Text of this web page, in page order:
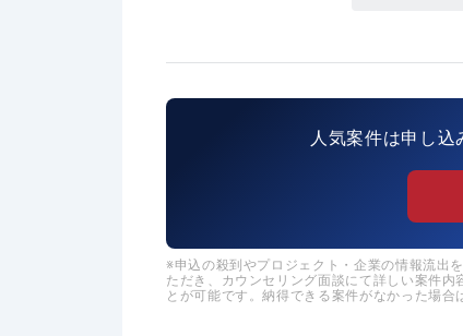
人気案件は申し
申込の殺到やプロジェクト・企業の情報流出
ただき、カウンセリング面談にて詳しい案件
とが可能です。納得できる案件がなかった場